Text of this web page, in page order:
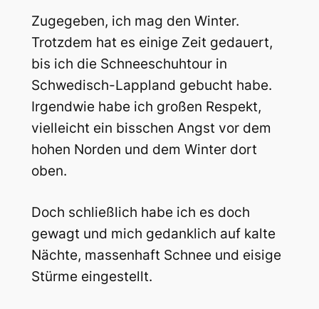
Zugegeben, ich mag den Winter.
Trotzdem hat es einige Zeit gedauert,
bis ich die Schneeschuhtour in
Schwedisch-Lappland gebucht habe.
Irgendwie habe ich großen Respekt,
vielleicht ein bisschen Angst vor dem
hohen Norden und dem Winter dort
oben.
Doch schließlich habe ich es doch
gewagt und mich gedanklich auf kalte
Nächte, massenhaft Schnee und eisige
Stürme eingestellt.